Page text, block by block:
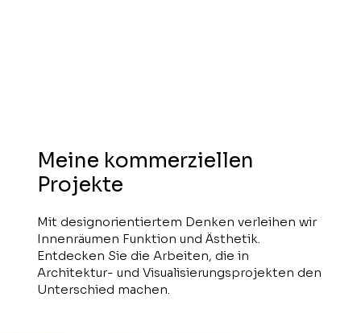
Meine kommerziellen
Projekte
Mit designorientiertem Denken verleihen wir
Innenräumen Funktion und Ästhetik.
Entdecken Sie die Arbeiten, die in
Architektur- und Visualisierungsprojekten den
Unterschied machen.